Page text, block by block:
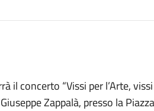
il concerto “Vissi per l’Arte,
Zappalà, presso la